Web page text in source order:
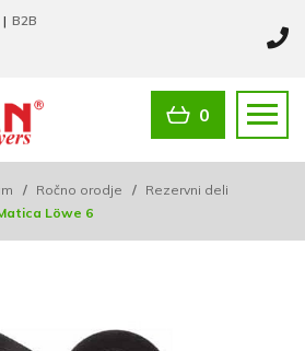
| B2B
0
/ Ročno orodje / Rezervni deli
Löwe 6